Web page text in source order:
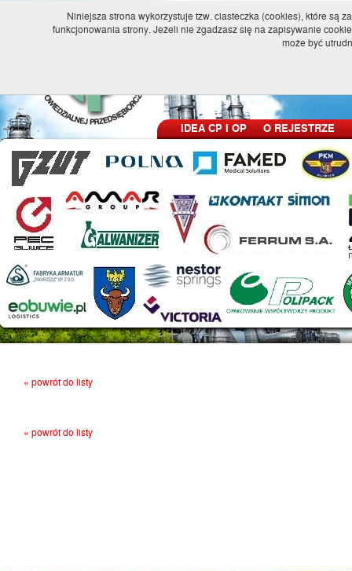
Niniejsza strona wykorzystuje tzw. ciasteczka (cookies), które są
funkcjonowania strony. Jeżeli nie zgadzasz się na zapisywanie
może być
POLSKI
IDEA CP I OP O REJESTRZE
« powrót do listy
« powrót do listy